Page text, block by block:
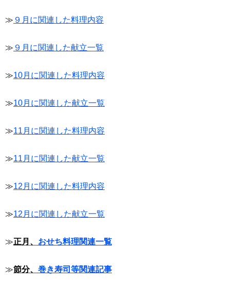
≫ ９月に関連した料理内容
≫ ９月に関連した献立一覧
≫10月に関連した料理内容
≫10月に関連した献立一覧
≫11月に関連した料理内容
≫11月に関連した献立一覧
≫12月に関連した料理内容
≫12月に関連した献立一覧
≫正月、 おせち料理関連一覧
≫節分、 巻き寿司等関連記事